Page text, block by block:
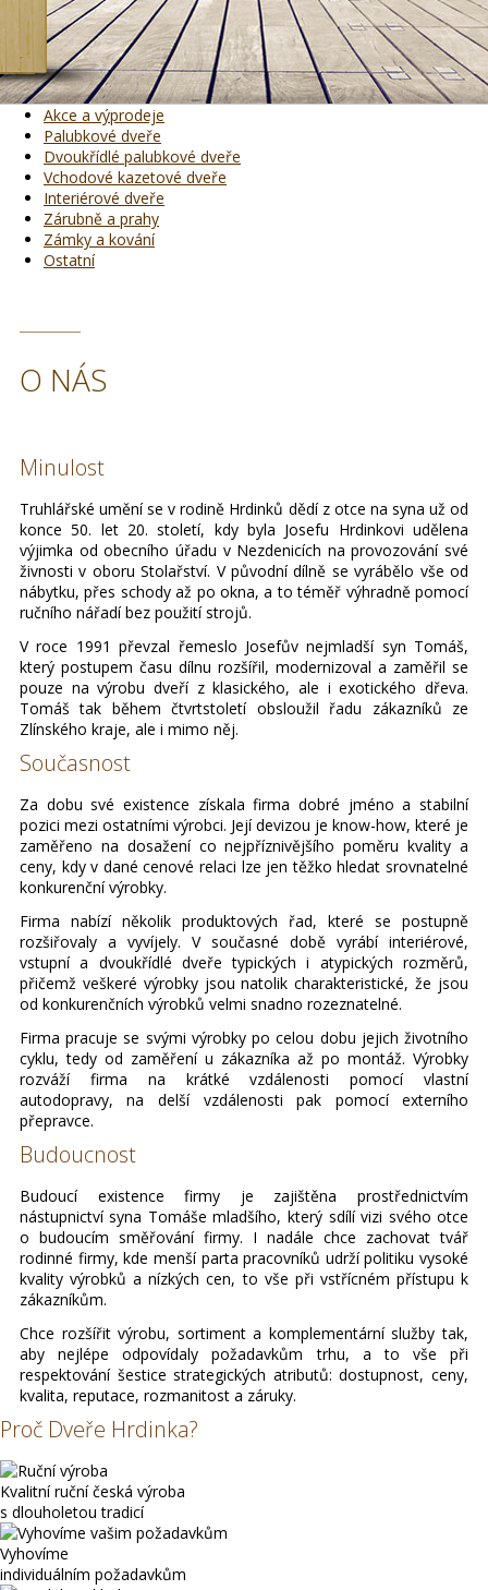
Akce a výprodeje
Palubkové dveře
Dvoukřídlé palubkové dveře
Vchodové kazetové dveře
Interiérové dveře
Zárubně a prahy
Zámky a kování
Ostatní
O NÁS
Minulost
Truhlářské umění se v rodině Hrdinků dědí z otce na syna už od
konce 50. let 20. století, kdy byla Josefu Hrdinkovi udělena
výjimka od obecního úřadu v Nezdenicích na provozování své
živnosti v oboru Stolařství. V původní dílně se vyrábělo vše od
nábytku, přes schody až po okna, a to téměř výhradně pomocí
ručního nářadí bez použití strojů.
V roce 1991 převzal řemeslo Josefův nejmladší syn Tomáš,
který postupem času dílnu rozšířil, modernizoval a zaměřil se
pouze na výrobu dveří z klasického, ale i exotického dřeva.
Tomáš tak během čtvrtstoletí obsloužil řadu zákazníků ze
Zlínského kraje, ale i mimo něj.
Současnost
Za dobu své existence získala firma dobré jméno a stabilní
pozici mezi ostatními výrobci. Její devizou je know-how, které je
zaměřeno na dosažení co nejpříznivějšího poměru kvality a
ceny, kdy v dané cenové relaci lze jen těžko hledat srovnatelné
konkurenční výrobky.
Firma nabízí několik produktových řad, které se postupně
rozšiřovaly a vyvíjely. V současné době vyrábí interiérové,
vstupní a dvoukřídlé dveře typických i atypických rozměrů,
přičemž veškeré výrobky jsou natolik charakteristické, že jsou
od konkurenčních výrobků velmi snadno rozeznatelné.
Firma pracuje se svými výrobky po celou dobu jejich životního
cyklu, tedy od zaměření u zákazníka až po montáž. Výrobky
rozváží firma na krátké vzdálenosti pomocí vlastní
autodopravy, na delší vzdálenosti pak pomocí externího
přepravce.
Budoucnost
Budoucí existence firmy je zajištěna prostřednictvím
nástupnictví syna Tomáše mladšího, který sdílí vizi svého otce
o budoucím směřování firmy. I nadále chce zachovat tvář
rodinné firmy, kde menší parta pracovníků udrží politiku vysoké
kvality výrobků a nízkých cen, to vše při vstřícném přístupu k
zákazníkům.
Chce rozšířit výrobu, sortiment a komplementární služby tak,
aby nejlépe odpovídaly požadavkům trhu, a to vše při
respektování šestice strategických atributů: dostupnost, ceny,
kvalita, reputace, rozmanitost a záruky.
Proč Dveře Hrdinka?
Kvalitní ruční česká výroba
s dlouholetou tradicí
Vyhovíme
individuálním požadavkům